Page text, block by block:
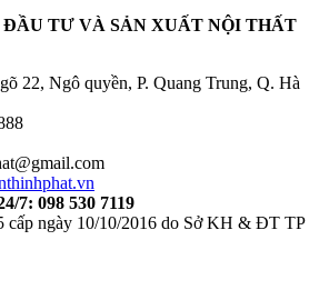
ĐẦU TƯ VÀ SẢN XUẤT NỘI THẤT
22, Ngô quyền, P. Quang Trung, Q. Hà
7: 098 530 7119
ngày 10/10/2016 do Sở KH & ĐT TP